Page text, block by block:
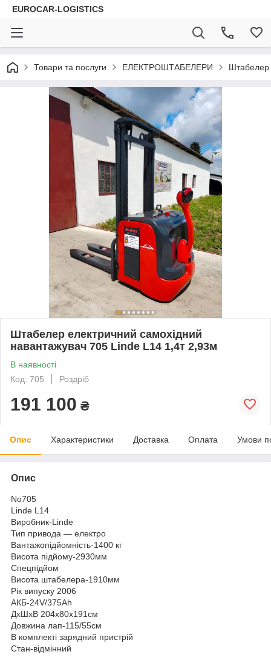
EUROCAR-LOGISTICS
Товари та послуги ЕЛЕКТРОШТАБЕЛЕРИ Штабелер
Штабелер електричний самохідний
навантажувач 705 Linde L14 1,4т 2,93м
В наявності
Код: 705
Роздріб
191 100 ₴
Опис Характеристики Доставка Оплата Умови
Опис
No705
Linde L14
Виробник-Linde
Тип привода — електро
Вантажопідйомність-1400 кг
Висота підйому-2930мм
Спецпідйом
Висота штабелера-1910мм
Рік випуску 2006
АКБ-24V/375Ah
ДхШхВ 204х80х191см
Довжина лап-115/55см
В комплекті зарядний пристрій
Стан-відмінний